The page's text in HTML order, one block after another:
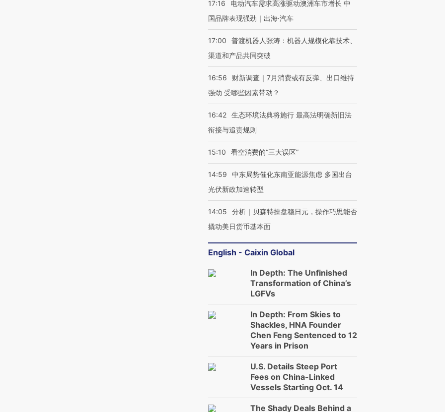
17:16
电动汽车需求高涨驱动澳洲车市增长 中
国品牌表现强劲｜出海·汽车
17:00
普渡机器人张涛：机器人规模化靠技术、
渠道和产品共同突破
16:56
财新调查｜7月消费或有反弹、出口维持
强劲 受哪些因素带动？
16:42 生态环境法典将施行 最高法明确新旧法
衔接与追责规则
15:10 看空消费的“三大误区”
14:59
中东局势催化东南亚能源焦虑 多国出台
光伏新政加速转型
14:05
分析｜贝森特操盘稳日元，操作巧思能否
撬动美日货币基本面
English - Caixin Global
In Depth: The Unfinished
Transformation of China’s
LGFVs
In Depth: From Skies to
Shackles, HNA Founder
Chen Feng Sentenced to 12
Years in Prison
U.S. Details Steep Port
Fees on China-Linked
Vessels Starting Oct. 14
The Shady Deals Behind a